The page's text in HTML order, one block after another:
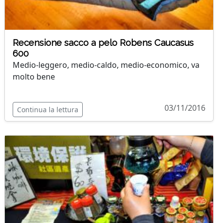
Recensione sacco a pelo Robens Caucasus
600
Medio-leggero, medio-caldo, medio-economico, va
molto bene
Continua la lettura 03/11/2016